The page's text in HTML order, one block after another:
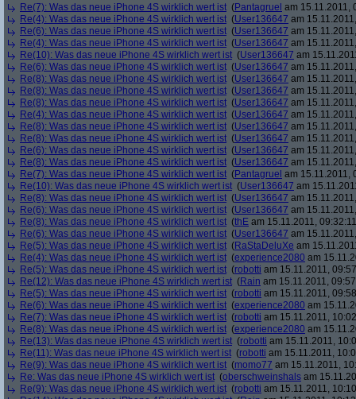
Re(7): Was das neue iPhone 4S wirklich wert ist (Pantagruel am 15.11.2011,
Re(4): Was das neue iPhone 4S wirklich wert ist (User136647 am
Re(6): Was das neue iPhone 4S wirklich wert ist (User136647 am
Re(4): Was das neue iPhone 4S wirklich wert ist (User136647 am
Re(10): Was das neue iPhone 4S wirklich wert ist (User136647 am
Re(6): Was das neue iPhone 4S wirklich wert ist (User136647 am
Re(8): Was das neue iPhone 4S wirklich wert ist (User136647 am
Re(8): Was das neue iPhone 4S wirklich wert ist (User136647 am
Re(8): Was das neue iPhone 4S wirklich wert ist (User136647 am
Re(4): Was das neue iPhone 4S wirklich wert ist (User136647 am
Re(8): Was das neue iPhone 4S wirklich wert ist (User136647 am
Re(8): Was das neue iPhone 4S wirklich wert ist (User136647 am
Re(6): Was das neue iPhone 4S wirklich wert ist (User136647 am
Re(8): Was das neue iPhone 4S wirklich wert ist (User136647 am
Re(7): Was das neue iPhone 4S wirklich wert ist (Pantagruel am 15.11.2011,
Re(10): Was das neue iPhone 4S wirklich wert ist (User136647 am
Re(8): Was das neue iPhone 4S wirklich wert ist (User136647 am
Re(6): Was das neue iPhone 4S wirklich wert ist (User136647 am
Re(8): Was das neue iPhone 4S wirklich wert ist (thE am 15.11.2011,
Re(6): Was das neue iPhone 4S wirklich wert ist (User136647 am
Re(5): Was das neue iPhone 4S wirklich wert ist (RaStaDeluXe am
Re(4): Was das neue iPhone 4S wirklich wert ist (experience2080 am
Re(5): Was das neue iPhone 4S wirklich wert ist (robotti am 15.11.2011,
Re(12): Was das neue iPhone 4S wirklich wert ist (Rain am 15.11.2011,
Re(5): Was das neue iPhone 4S wirklich wert ist (robotti am 15.11.2011,
Re(6): Was das neue iPhone 4S wirklich wert ist (experience2080 am
Re(7): Was das neue iPhone 4S wirklich wert ist (robotti am 15.11.2011,
Re(8): Was das neue iPhone 4S wirklich wert ist (experience2080 am
Re(13): Was das neue iPhone 4S wirklich wert ist (robotti am 15.11.2011,
Re(11): Was das neue iPhone 4S wirklich wert ist (robotti am 15.11.2011,
Re(9): Was das neue iPhone 4S wirklich wert ist (momo77 am 15.11.2011,
Re: Was das neue iPhone 4S wirklich wert ist (oberschweinshals am
Re(9): Was das neue iPhone 4S wirklich wert ist (robotti am 15.11.2011,